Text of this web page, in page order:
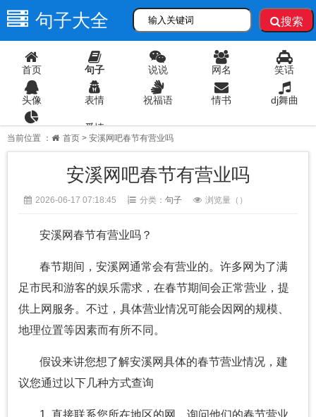
句子大全 搜索
首页 句子 说说 网名 笑话
头像 表情 祝福语 情书 dj舞曲
爱情
当前位置 ： 首页 > 安溪网吧春节有营业吗
安溪网吧春节有营业吗
2026-06-17 07:18:45 分类： 句子 浏览量（ ）
安溪网春节有营业吗？
春节期间，安溪网通常会有营业的。许多网为了满
足市民和游客的娱乐需求，在春节期间会正常营业，提
供上网服务。不过，具体营业情况可能会因网的规模、
地理位置等因素而有所不同。
假设来讲您想了解安溪网具体的春节营业情况，建
议您通过以下几种方式查询
1. 直接联系您所在地区的网，询问他们的春节营业